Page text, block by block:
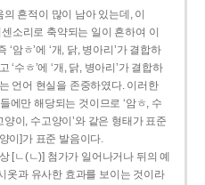
흔적이 많이 남아 있는데, 이
소리로 축약되는 일이 흔하여 이
암ㅎ’에 ‘개, 닭, 병아리’가 결합하
‘수ㅎ’에 ‘개, 닭, 병아리’가 결합하
언어 현실을 존중하였다. 이러한
에만 해당되는 것이므로 ‘암ㅎ, 수
양이, 수고양이’와 같은 형태가 표준
이]가 표준 발음이다.
[ㄴ(ㄴ)] 첨가가 일어나거나 뒤의 예
옷과 유사한 효과를 보이는 것이라